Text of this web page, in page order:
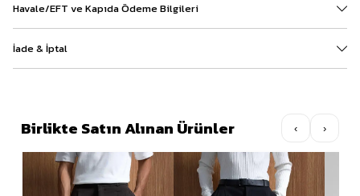
Havale/EFT ve Kapıda Ödeme Bilgileri
İade & İptal
Birlikte Satın Alınan Ürünler ‹ ›